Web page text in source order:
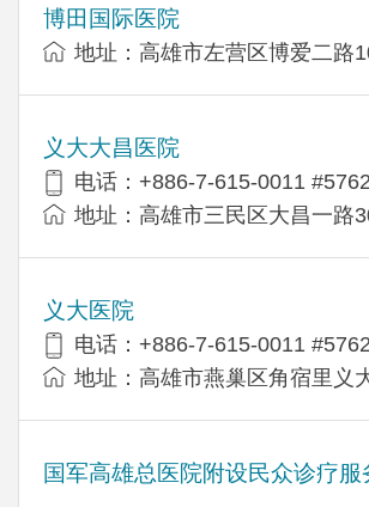
博田国际医院
地址：高雄市左营区博爱二路
义大大昌医院
电话：+886-7-615-0011 #5762
地址：高雄市三民区大昌一路
义大医院
电话：+886-7-615-0011 #5762
地址：高雄市燕巢区角宿里义
国军高雄总医院附设民众诊疗服